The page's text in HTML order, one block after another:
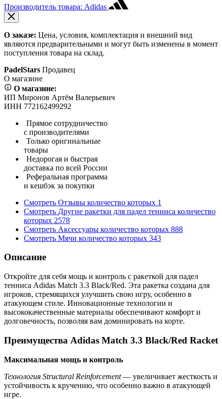
Производитель товара: Adidas
О заказе: Цена, условия, комплектация и внешний вид
являются предварительными и могут быть изменены в момент
поступления товара на склад.
PadelStars Продавец
О магазине
О магазине:
ИП Миронов Артём Валерьевич
ИНН 772162499292
Прямое сотрудничество
с производителями
Только оригинальные
товары
Недорогая и быстрая
доставка по всей России
Реферальная программа
и кешбэк за покупки
Смотреть Отзывы количество которых 1
Смотреть Другие ракетки для падел тенниса количество
которых 2578
Смотреть Аксессуары количество которых 888
Смотреть Мячи количество которых 343
Описание
Откройте для себя мощь и контроль с ракеткой для падел
тенниса Adidas Match 3.3 Black/Red. Эта ракетка создана для
игроков, стремящихся улучшить свою игру, особенно в
атакующем стиле. Инновационные технологии и
высококачественные материалы обеспечивают комфорт и
долговечность, позволяя вам доминировать на корте.
Преимущества Adidas Match 3.3 Black/Red Racket
Максимальная мощь и контроль
Технология Structural Reinforcement— увеличивает жесткость и
устойчивость к кручению, что особенно важно в атакующей
игре.